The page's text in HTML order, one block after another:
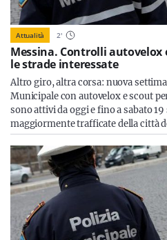
Attualità 2'
Messina. Controlli autovelox
le strade interessate
Altro giro, altra corsa: nuova
Municipale con autovelox e scout
sono attivi da oggi e fino a sabato
maggiormente trafficate della città